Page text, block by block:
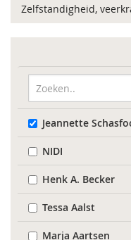
Zelfstandigheid,
Jeannette
NIDI
Henk A. Becker
Tessa Aalst
Marja Aartsen